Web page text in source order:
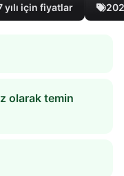
yılı için fiyatlar
olarak temin